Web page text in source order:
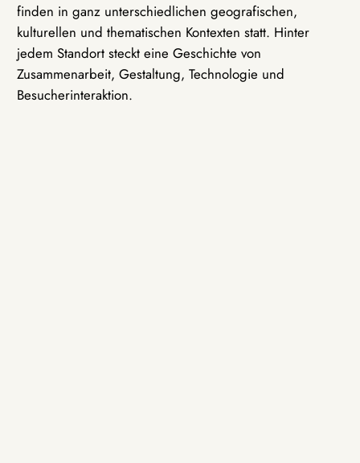
finden in ganz unterschiedlichen geografischen,
kulturellen und thematischen Kontexten statt. Hinter
jedem Standort steckt eine Geschichte von
Zusammenarbeit, Gestaltung, Technologie und
Besucherinteraktion.